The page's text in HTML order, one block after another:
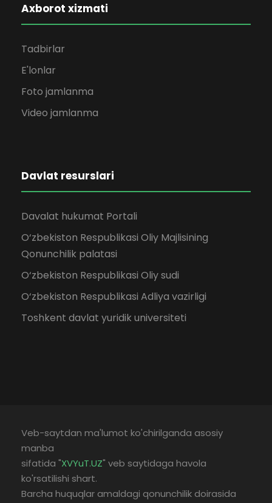
Axborot xizmati
Tadbirlar
E'lonlar
Foto jamlanma
Video jamlanma
Davlat resurslari
Davalat hukumat Portali
O‘zbekiston Respublikasi Oliy Majlisining
Qonunchilik palatasi
O‘zbekiston Respublikasi Oliy sudi
O‘zbekiston Respublikasi Adliya vazirligi
Toshkent davlat yuridik universiteti
Veb-saytdan ma'lumot ko'chirilganda asosiy
manba
sifatida "XVYuT.UZ" veb saytidaga havola
ko'rsatilishi shart.
Barcha huquqlar amaldagi qonunchilik doirasida